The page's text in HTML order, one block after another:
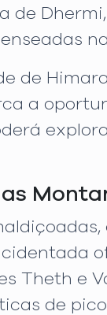
de
de
a
Theth e
de